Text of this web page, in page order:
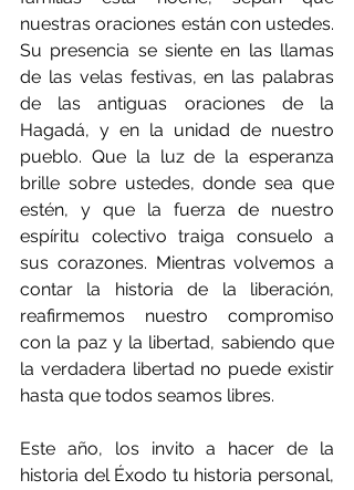
nuestras oraciones están con ustedes.
Su presencia se siente en las llamas
de las velas festivas, en las palabras
de las antiguas oraciones de la
Hagadá, y en la unidad de nuestro
pueblo. Que la luz de la esperanza
brille sobre ustedes, donde sea que
estén, y que la fuerza de nuestro
espíritu colectivo traiga consuelo a
sus corazones. Mientras volvemos a
contar la historia de la liberación,
reafirmemos nuestro compromiso
con la paz y la libertad, sabiendo que
la verdadera libertad no puede existir
hasta que todos seamos libres.
Este año, los invito a hacer de la
historia del Éxodo tu historia personal,